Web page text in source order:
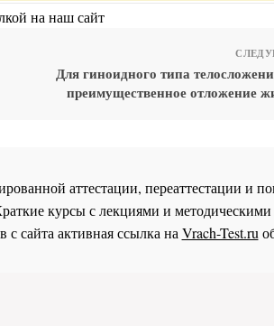
на наш сайт
Для гиноидного типа
преимущественное отложение
аттестации, переаттестации
курсы с лекциями и
сайта активная ссылка наVrach-Test.ru